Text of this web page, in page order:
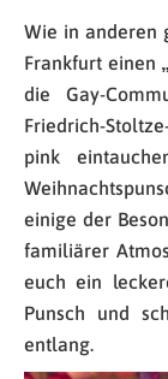
Wie in anderen
Frankfurt einen
die Gay-
Friedrich-
pink
einige der
familiärer
euch ein
Punsch und
entlang.